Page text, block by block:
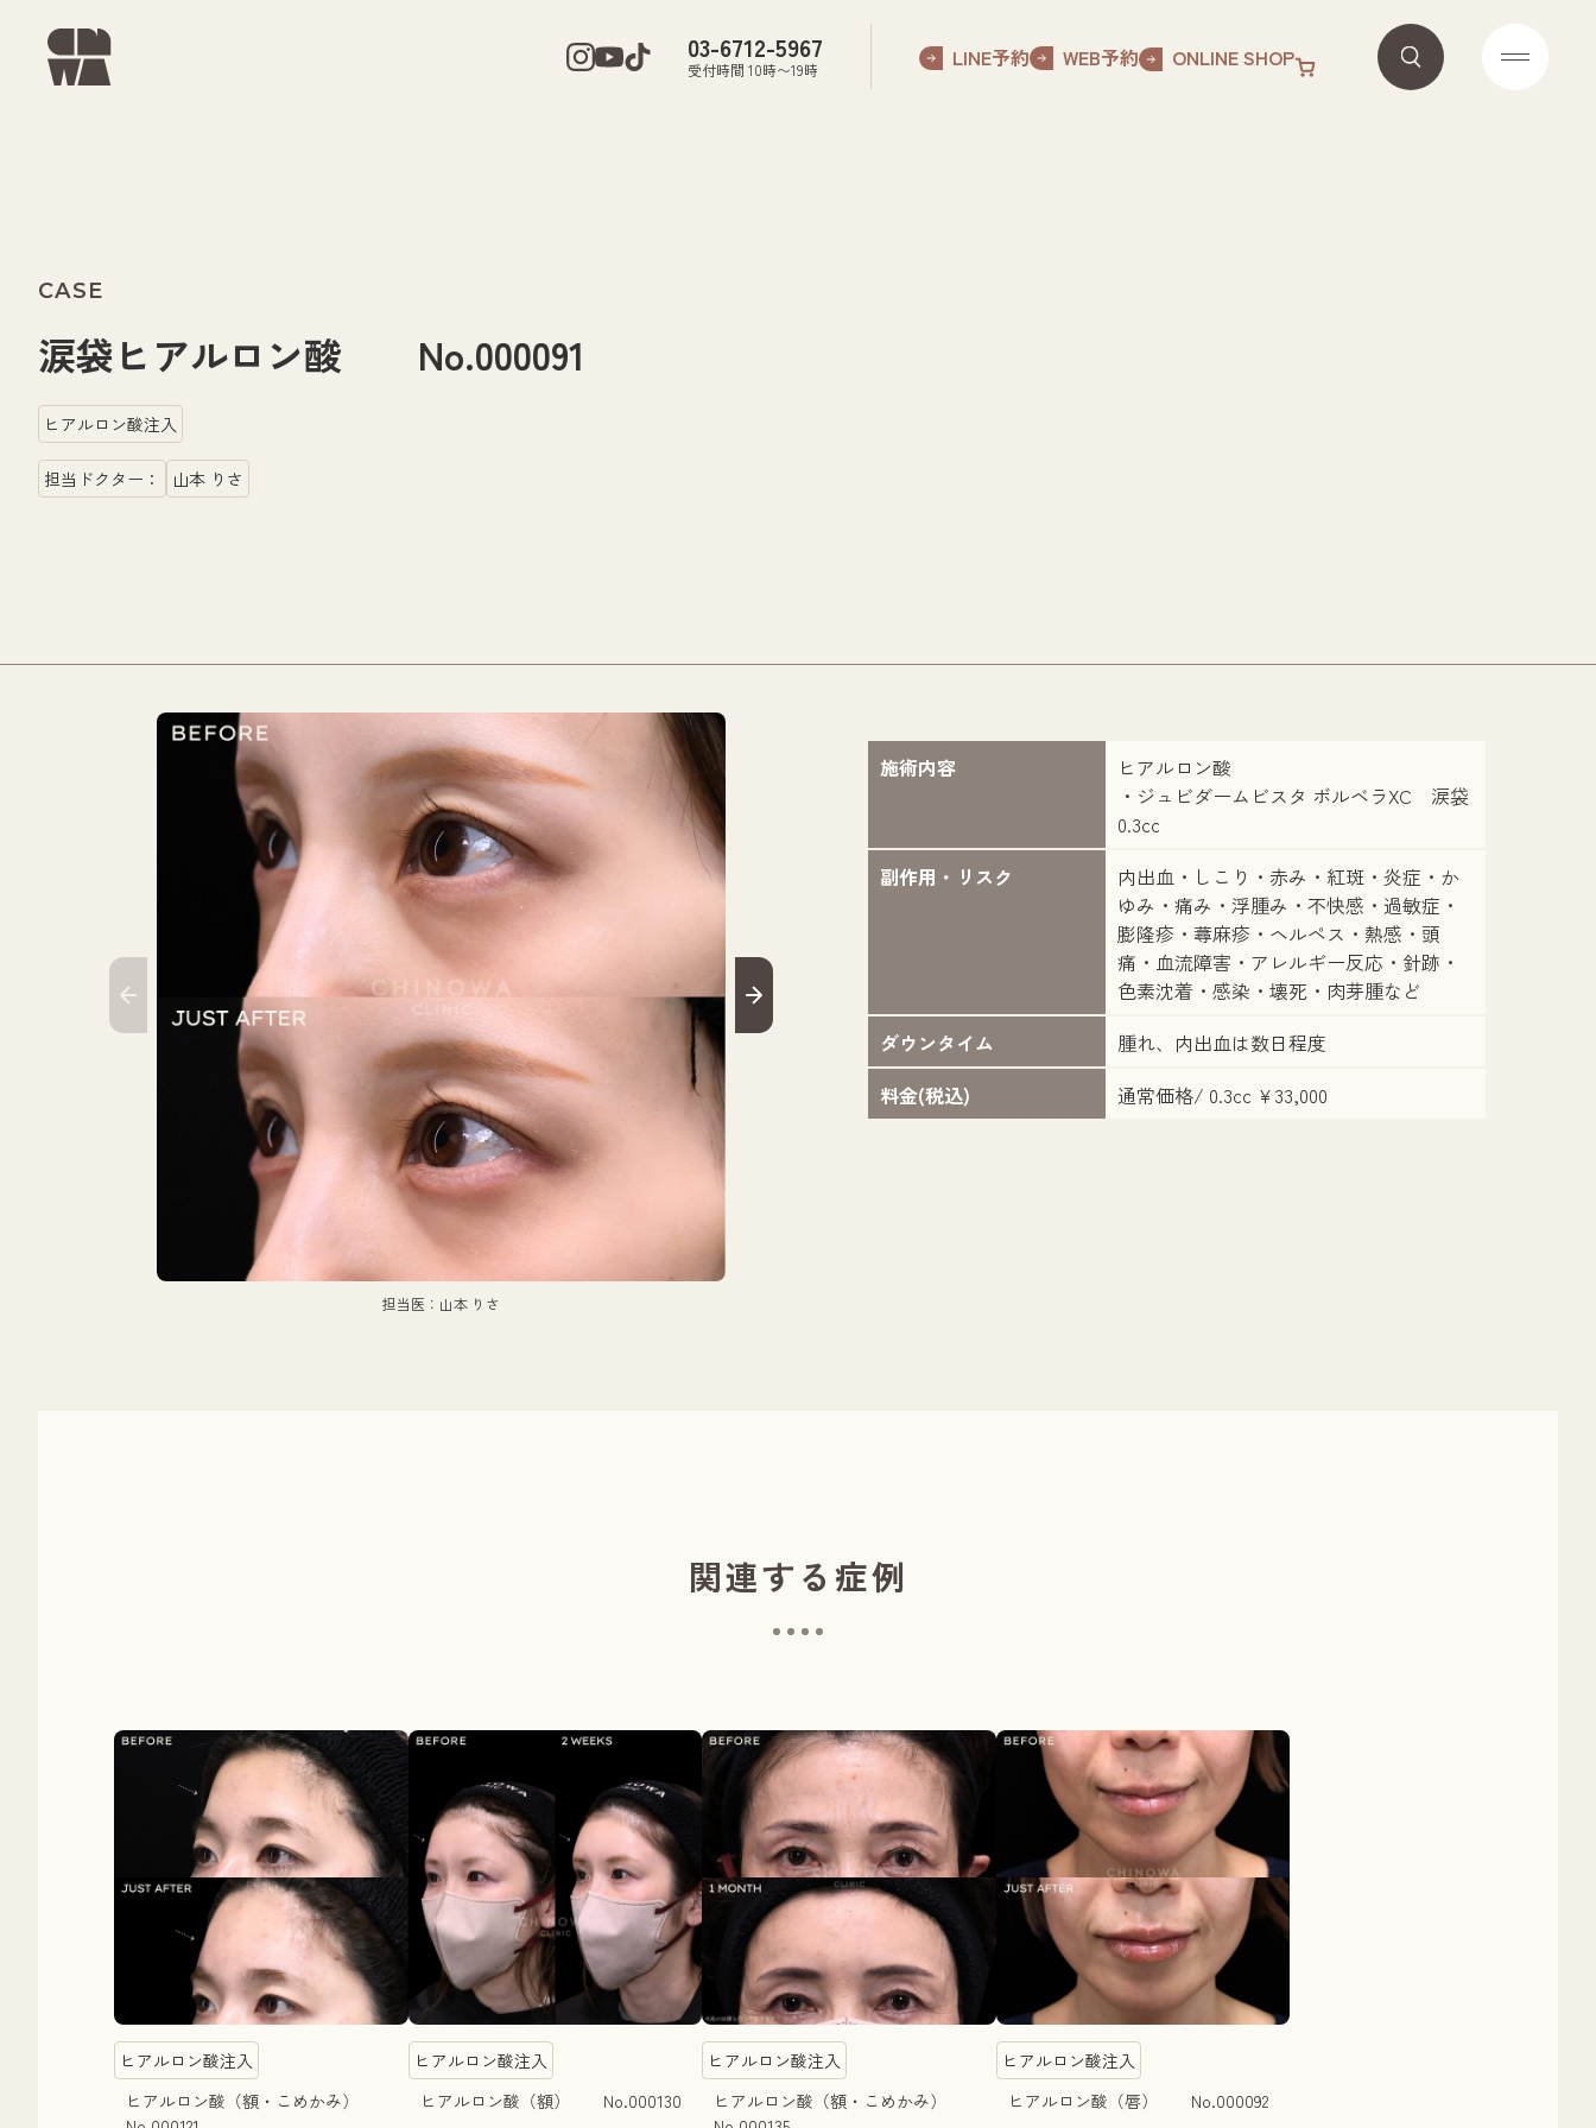
03-6712-5967
受付時間 10時〜19時 LINE予約 WEB予約 ONLINE SHOP
CASE
涙袋ヒアルロン酸 No.000091
ヒアルロン酸注入
担当ドクター： 山本 りさ
担当医：山本 りさ
施術内容
ヒアルロン酸
・ジュビダームビスタ ボルベラXC 涙袋
0.3cc
副作用・リスク
内出血・しこり・赤み・紅斑・炎症・か
ゆみ・痛み・浮腫み・不快感・過敏症・
膨隆疹・蕁麻疹・ヘルペス・熱感・頭
痛・血流障害・アレルギー反応・針跡・
色素沈着・感染・壊死・肉芽腫など
ダウンタイム
腫れ、内出血は数日程度
料金(税込)
通常価格/ 0.3cc ¥33,000
関連する症例
ヒアルロン酸注入
ヒアルロン酸（額・こめかみ）
ヒアルロン酸注入
ヒアルロン酸（額） No.000130
ヒアルロン酸注入
ヒアルロン酸（額・こめかみ）
ヒアルロン酸注入
ヒアルロン酸（唇） No.000092